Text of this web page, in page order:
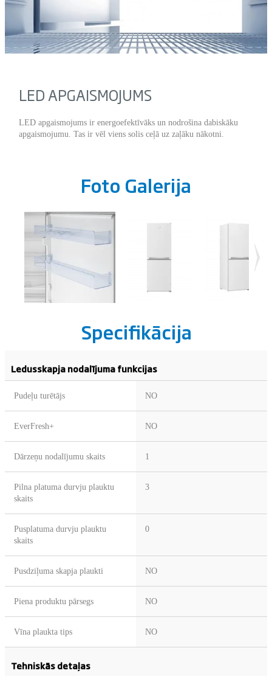
LED APGAISMOJUMS
LED apgaismojums ir energoefektīvāks un nodrošina dabiskāku
apgaismojumu. Tas ir vēl viens solis ceļā uz zaļāku nākotni.
Foto Galerija
Specifikācija
Ledusskapja nodalījuma funkcijas
Pudeļu turētājs NO
EverFresh+ NO
Dārzeņu nodalījumu skaits 1
Pilna platuma durvju plauktu
skaits
3
Pusplatuma durvju plauktu
skaits
0
Pusdziļuma skapja plaukti NO
Piena produktu pārsegs NO
Vīna plaukta tips NO
Tehniskās detaļas